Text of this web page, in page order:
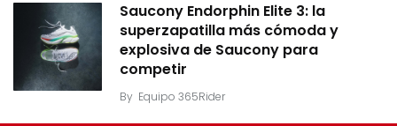
Saucony Endorphin Elite 3: la
superzapatilla más cómoda y
explosiva de Saucony para
competir
By Equipo 365Rider